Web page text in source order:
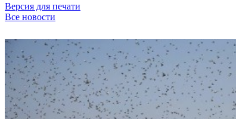
Версия для печати
Все новости